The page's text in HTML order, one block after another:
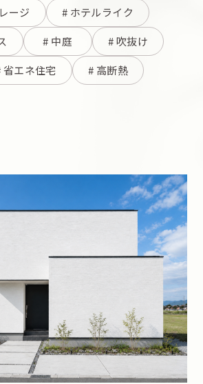
ージ # ホテルライク
# 中庭 #吹抜け
省エネ住宅 # 高断熱